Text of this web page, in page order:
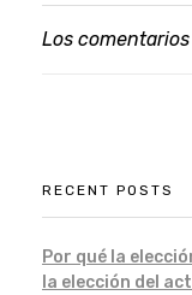
Los
RECENT POSTS
Por qué la
la elección del